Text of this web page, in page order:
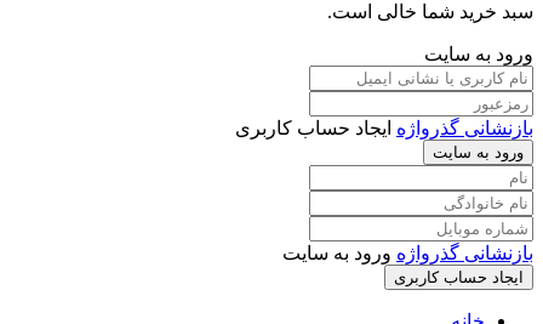
سبد خرید شما خالی است.
ورود به سایت
بازنشانی گذرواژه ایجاد حساب کاربری
ورود به سایت
بازنشانی گذرواژه ورود به سایت
ایجاد حساب کاربری